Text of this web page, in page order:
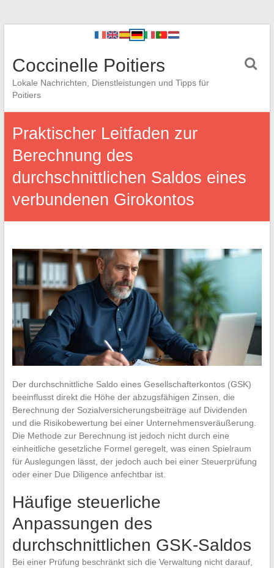
Coccinelle Poitiers
Lokale Nachrichten, Dienstleistungen und Tipps für
Poitiers
Praktischer Leitfaden zur
Berechnung des
durchschnittlichen Saldos eines
verbundenen Girokontos
Der durchschnittliche Saldo eines Gesellschafterkontos (GSK)
beeinflusst direkt die Höhe der abzugsfähigen Zinsen, die
Berechnung der Sozialversicherungsbeiträge auf Dividenden
und die Risikobewertung bei einer Unternehmensveräußerung.
Die Methode zur Berechnung ist jedoch nicht durch eine
einheitliche gesetzliche Formel geregelt, was einen Spielraum
für Auslegungen lässt, der jedoch auch bei einer Steuerprüfung
oder einer Due Diligence anfechtbar ist.
Häufige steuerliche
Anpassungen des
durchschnittlichen GSK-Saldos
Bei einer Prüfung beschränkt sich die Verwaltung nicht darauf,